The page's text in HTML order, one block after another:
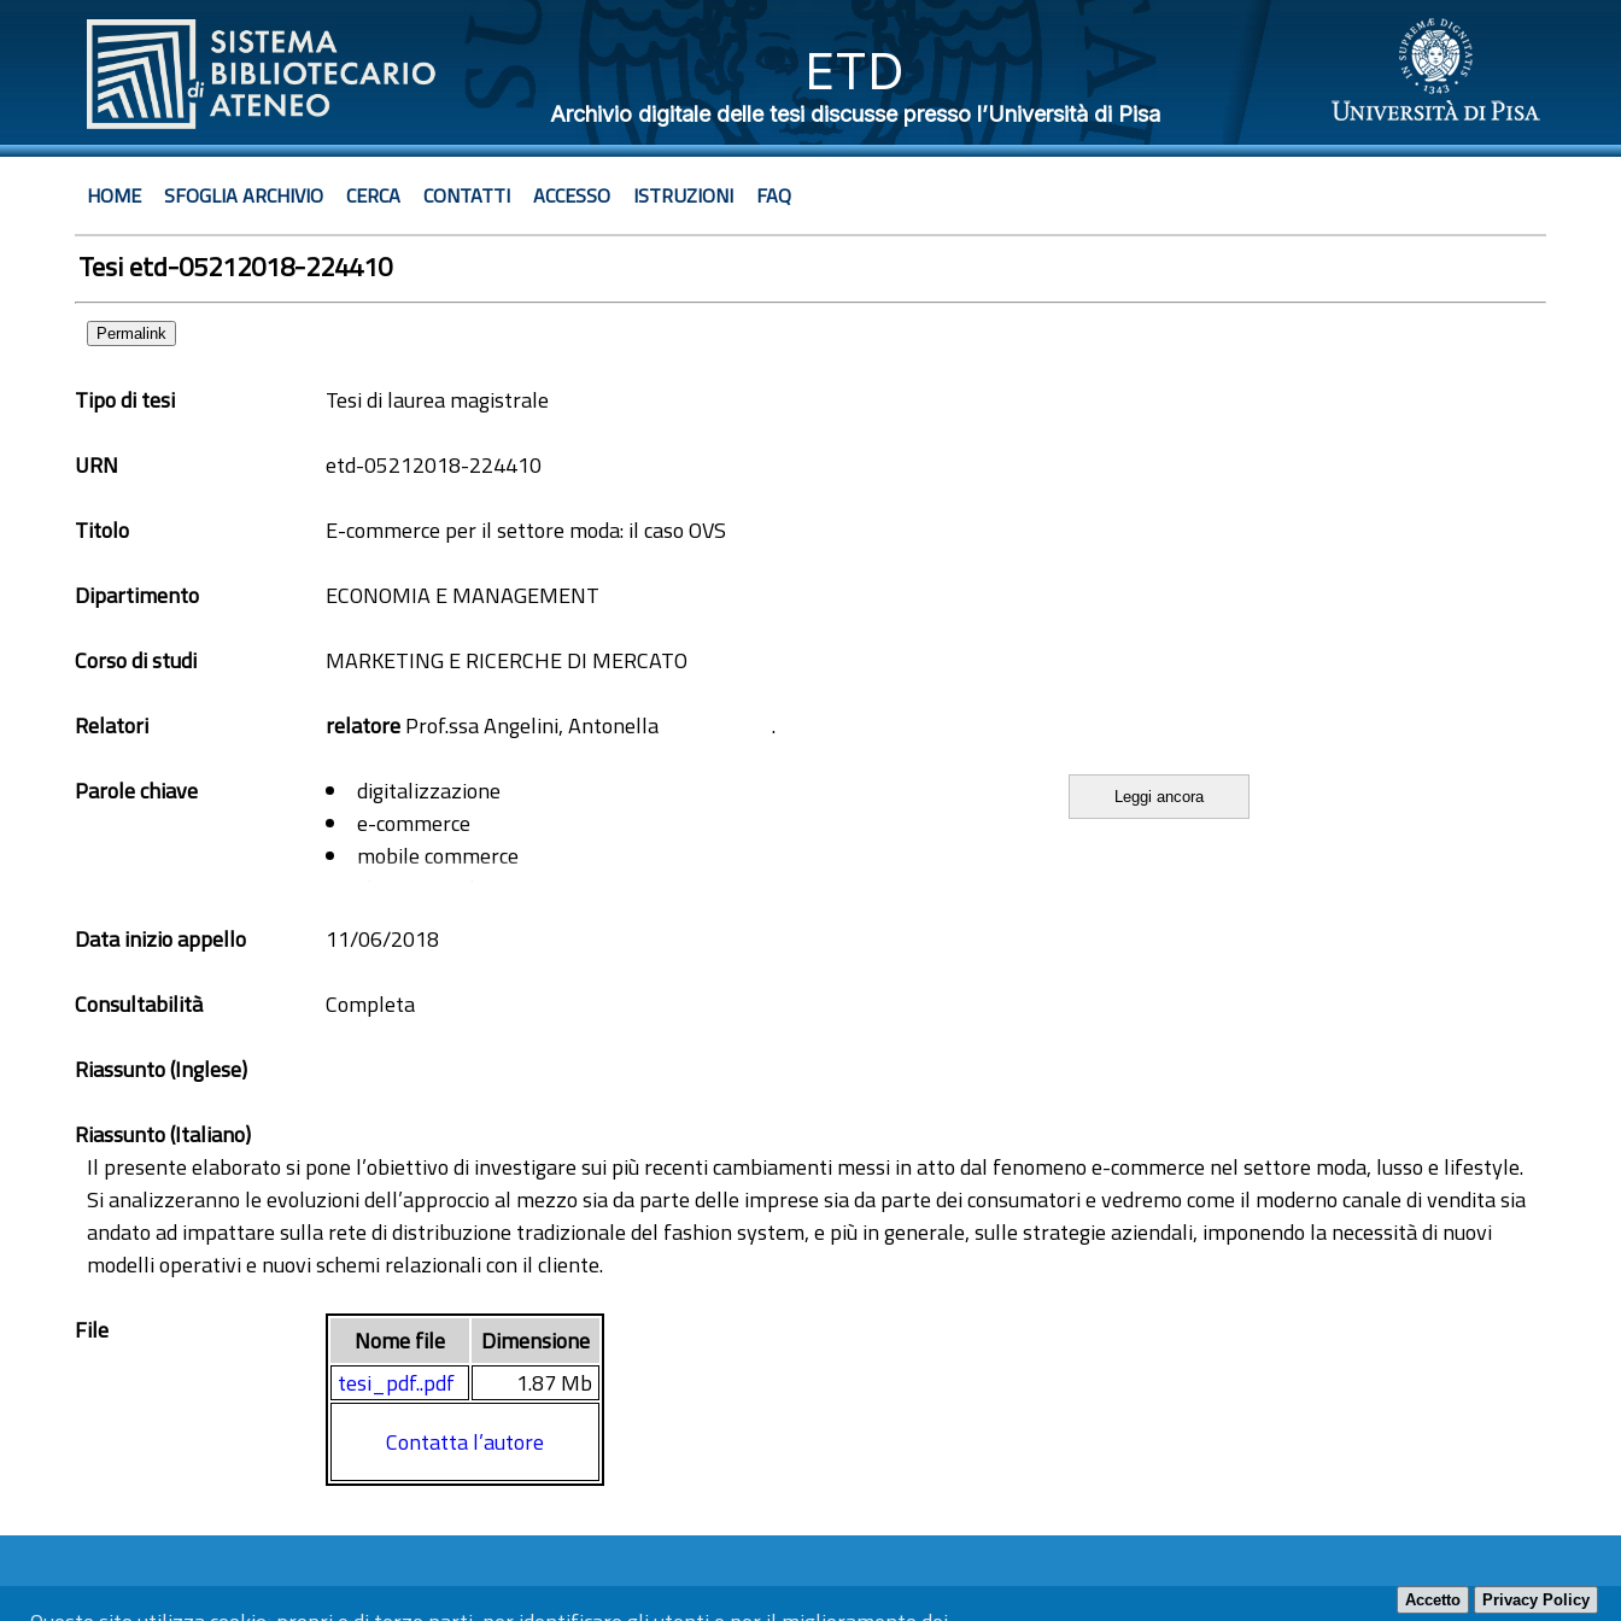
Accetto Privacy Policy
ETD
Archivio digitale delle tesi discusse presso l’Università di Pisa
HOME SFOGLIA ARCHIVIO CERCA CONTATTI ACCESSO ISTRUZIONI FAQ
Tesi etd-05212018-224410
Permalink
Tipo di tesi
Tesi di laurea magistrale
URN
etd-05212018-224410
Titolo
E-commerce per il settore moda: il caso OVS
Dipartimento
ECONOMIA E MANAGEMENT
Corso di studi
MARKETING E RICERCHE DI MERCATO
Relatori
.
relatoreProf.ssa Angelini, Antonella
Parole chiave
digitalizzazione
e-commerce
mobile commerce
Leggi ancora
Data inizio appello
11/06/2018
Consultabilità
Completa
Riassunto (Inglese)
Riassunto (Italiano)
Il presente elaborato si pone l’obiettivo di investigare sui più recenti cambiamenti messi in atto dal fenomeno e-commerce nel settore moda, lusso e lifestyle.
Si analizzeranno le evoluzioni dell’approccio al mezzo sia da parte delle imprese sia da parte dei consumatori e vedremo come il moderno canale di vendita sia
andato ad impattare sulla rete di distribuzione tradizionale del fashion system, e più in generale, sulle strategie aziendali, imponendo la necessità di nuovi
modelli operativi e nuovi schemi relazionali con il cliente.
File
Nome file
Dimensione
tesi_pdf..pdf
1.87 Mb
Contatta l’autore